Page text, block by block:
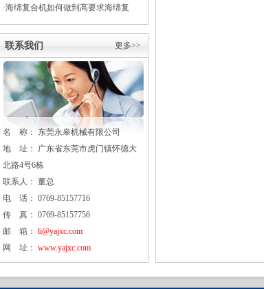
复合
·海绵复合机如何做到高要求海绵复
更多>>
联系我们
名 称： 东莞永皋机械有限公司
地 址： 广东省东莞市虎门镇怀德大
北路4号6栋
联系人： 董总
电 话： 0769-85157716
传 真： 0769-85157756
邮 箱： li@yajxc.com
网 址： www.yajxc.com